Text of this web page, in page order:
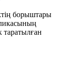
борыштары
таратылған